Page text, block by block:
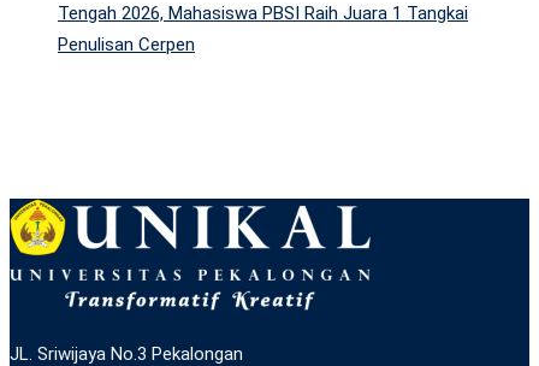
Tengah 2026, Mahasiswa PBSI Raih Juara 1 Tangkai
Penulisan Cerpen
JL. Sriwijaya No.3 Pekalongan